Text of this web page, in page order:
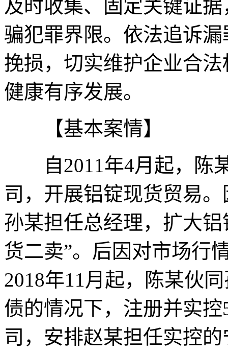
及时收集、固定关键证
骗犯罪界限。依法追诉
挽损，切实维护企业合
健康有序发展。
【基本案情】
自2011年4月起，陈
司，开展铝锭现货贸易
孙某担任总经理，扩大
货二卖”。后因对市场行
2018年11月起，陈某伙
债的情况下，注册并实
司，安排赵某担任实控